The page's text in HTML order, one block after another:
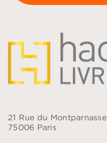
21 Rue du Montparnasse
75006 Paris